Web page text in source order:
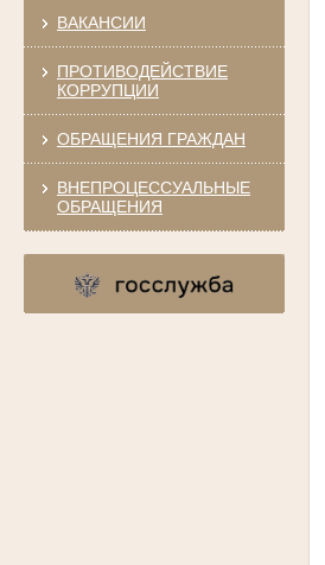
ВАКАНСИИ
ПРОТИВОДЕЙСТВИЕ
КОРРУПЦИИ
ОБРАЩЕНИЯ ГРАЖДАН
ВНЕПРОЦЕССУАЛЬНЫЕ
ОБРАЩЕНИЯ